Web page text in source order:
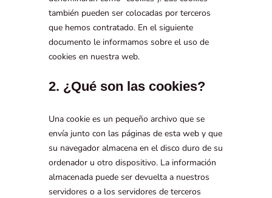
también pueden ser colocadas por terceros
que hemos contratado. En el siguiente
documento le informamos sobre el uso de
cookies en nuestra web.
2. ¿Qué son las cookies?
Una cookie es un pequeño archivo que se
envía junto con las páginas de esta web y que
su navegador almacena en el disco duro de su
ordenador u otro dispositivo. La información
almacenada puede ser devuelta a nuestros
servidores o a los servidores de terceros